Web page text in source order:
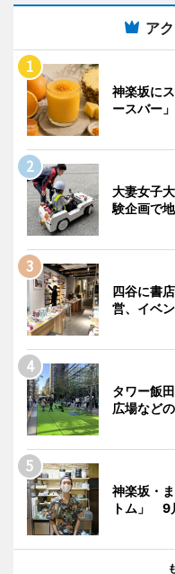
ア
神楽坂に
ースバー
大妻女子
験企画で
四谷に書
営、イベ
タワー飯
広場など
神楽坂・
トム」 9